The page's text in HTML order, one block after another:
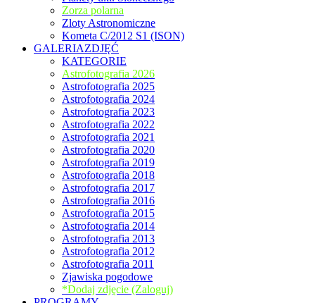
Zorza polarna
Zloty Astronomiczne
Kometa C/2012 S1 (ISON)
GALERIAZDJĘĆ
KATEGORIE
Astrofotografia 2026
Astrofotografia 2025
Astrofotografia 2024
Astrofotografia 2023
Astrofotografia 2022
Astrofotografia 2021
Astrofotografia 2020
Astrofotografia 2019
Astrofotografia 2018
Astrofotografia 2017
Astrofotografia 2016
Astrofotografia 2015
Astrofotografia 2014
Astrofotografia 2013
Astrofotografia 2012
Astrofotografia 2011
Zjawiska pogodowe
*Dodaj zdjęcie (Zaloguj)